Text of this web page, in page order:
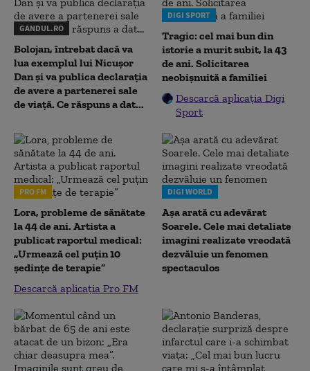
GANDUL.RO
Bolojan, întrebat dacă va
lua exemplul lui Nicușor
Dan și va publica declarația
de avere a partenerei sale
de viață. Ce răspuns a dat...
DIGI SPORT
Tragic: cel mai bun din
istorie a murit subit, la 43
de ani. Solicitarea
neobișnuită a familiei
Descarcă aplicația Digi
Sport
PRO FM
Lora, probleme de sănătate
la 44 de ani. Artista a
publicat raportul medical:
„Urmează cel puțin 10
ședințe de terapie”
Descarcă aplicația Pro FM
DIGI WORLD
Așa arată cu adevărat
Soarele. Cele mai detaliate
imagini realizate vreodată
dezvăluie un fenomen
spectaculos